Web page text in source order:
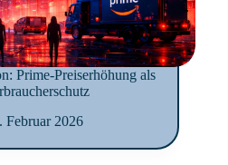
Prime-Preiserhöhung als
Februar 2026